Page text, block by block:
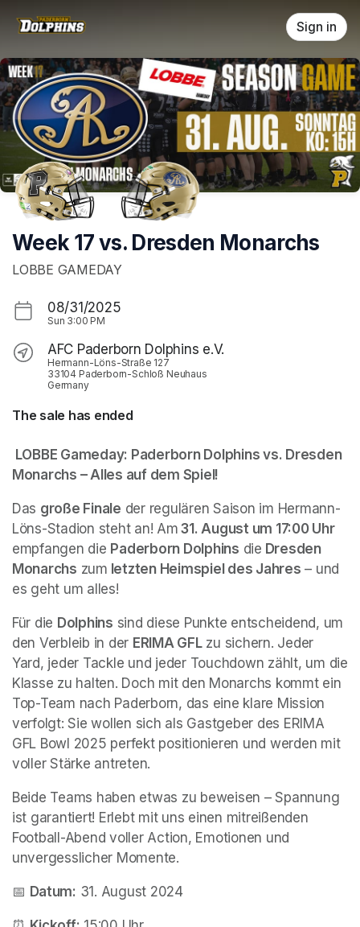
Sign in
Week 17 vs. Dresden Monarchs
LOBBE GAMEDAY
08/31/2025
Sun 3:00 PM
AFC Paderborn Dolphins e.V.
Hermann-Löns-Straße 127
33104 Paderborn-Schloß Neuhaus
Germany
The sale has ended
Monarchs – Alles auf dem Spiel!
Das große Finale der regulären Saison im Hermann-
Löns-Stadion steht an! Am 31. August um 17:00 Uhr
empfangen die Paderborn Dolphins die Dresden
Monarchs zum letzten Heimspiel des Jahres – und
es geht um alles!
Für die Dolphins sind diese Punkte entscheidend, um
den Verbleib in der ERIMA GFL zu sichern. Jeder
Yard, jeder Tackle und jeder Touchdown zählt, um die
Klasse zu halten. Doch mit den Monarchs kommt ein
Top-Team nach Paderborn, das eine klare Mission
verfolgt: Sie wollen sich als Gastgeber des ERIMA
GFL Bowl 2025 perfekt positionieren und werden mit
voller Stärke antreten.
Beide Teams haben etwas zu beweisen – Spannung
ist garantiert! Erlebt mit uns einen mitreißenden
Football-Abend voller Action, Emotionen und
unvergesslicher Momente.
📅 Datum: 31. August 2024